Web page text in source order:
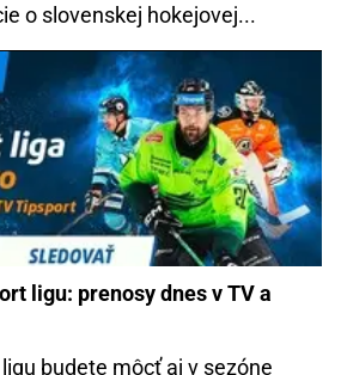
o slovenskej hokejovej...
ligu: prenosy dnes v TV a
budete môcť aj v sezóne